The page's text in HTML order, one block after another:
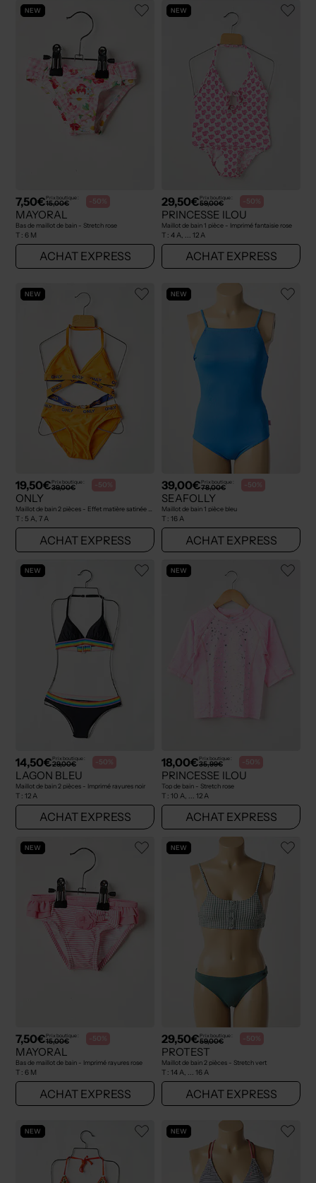
NEW
7,50€Prix boutique :
15,00€ -50%
MAYORAL
Bas de maillot de bain - Stretch rose
T : 6 M
ACHAT EXPRESS
NEW
29,50€Prix boutique :
59,00€ -50%
PRINCESSE ILOU
Maillot de bain 1 pièce - Imprimé fantaisie rose
T : 4 A, ... 12 A
ACHAT EXPRESS
NEW
19,50€Prix boutique :
39,00€ -50%
ONLY
Maillot de bain 2 pièces - Effet matière satinée orange
T : 5 A, 7 A
ACHAT EXPRESS
NEW
39,00€Prix boutique :
78,00€ -50%
SEAFOLLY
Maillot de bain 1 pièce bleu
T : 16 A
ACHAT EXPRESS
NEW
14,50€Prix boutique :
29,00€ -50%
LAGON BLEU
Maillot de bain 2 pièces - Imprimé rayures noir
T : 12 A
ACHAT EXPRESS
NEW
18,00€Prix boutique :
35,99€ -50%
PRINCESSE ILOU
Top de bain - Stretch rose
T : 10 A, ... 12 A
ACHAT EXPRESS
NEW
7,50€Prix boutique :
15,00€ -50%
MAYORAL
Bas de maillot de bain - Imprimé rayures rose
T : 6 M
ACHAT EXPRESS
NEW
29,50€Prix boutique :
59,00€ -50%
PROTEST
Maillot de bain 2 pièces - Stretch vert
T : 14 A, ... 16 A
ACHAT EXPRESS
NEW NEW